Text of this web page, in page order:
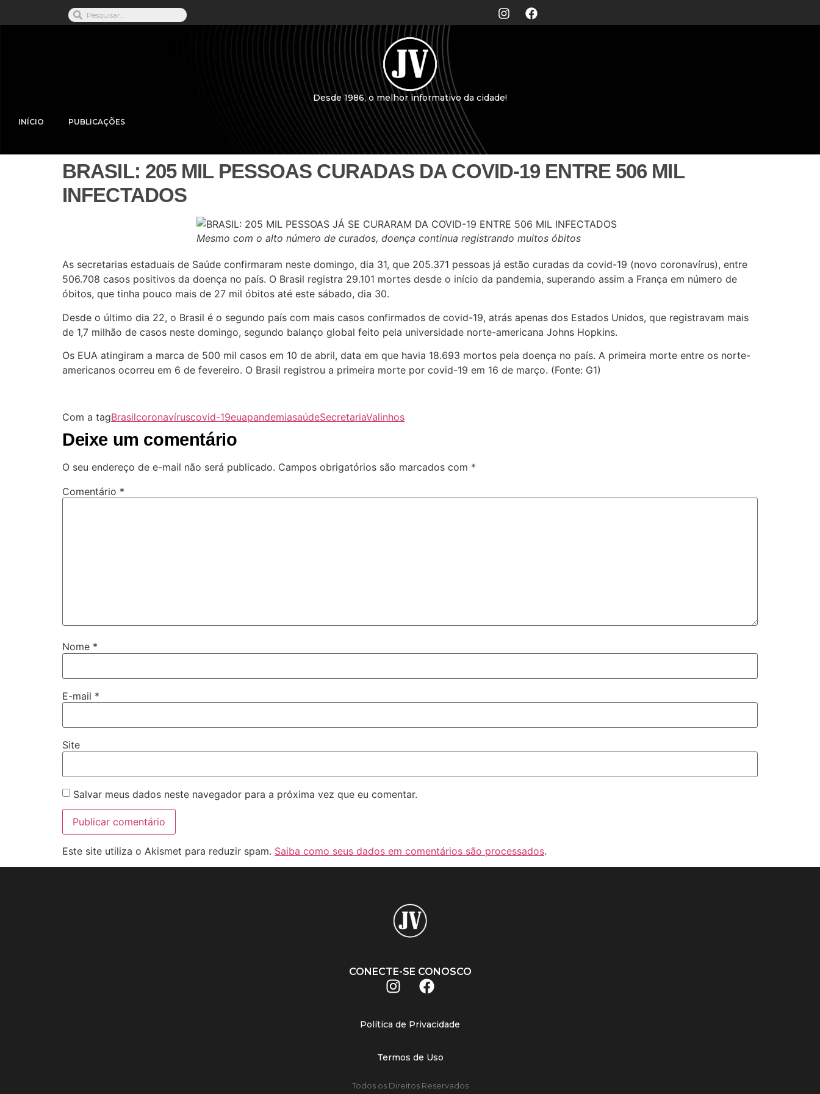
Desde 1986, o melhor informativo da cidade!
INÍCIO PUBLICAÇÕES
BRASIL: 205 MIL PESSOAS CURADAS DA COVID-19 ENTRE 506 MIL
INFECTADOS
Mesmo com o alto número de curados, doença continua registrando muitos óbitos
As secretarias estaduais de Saúde confirmaram neste domingo, dia 31, que 205.371 pessoas já estão curadas da covid-19 (novo coronavírus), entre
506.708 casos positivos da doença no país. O Brasil registra 29.101 mortes desde o início da pandemia, superando assim a França em número de
óbitos, que tinha pouco mais de 27 mil óbitos até este sábado, dia 30.
Desde o último dia 22, o Brasil é o segundo país com mais casos confirmados de covid-19, atrás apenas dos Estados Unidos, que registravam mais
de 1,7 milhão de casos neste domingo, segundo balanço global feito pela universidade norte-americana Johns Hopkins.
Os EUA atingiram a marca de 500 mil casos em 10 de abril, data em que havia 18.693 mortos pela doença no país. A primeira morte entre os norte-
americanos ocorreu em 6 de fevereiro. O Brasil registrou a primeira morte por covid-19 em 16 de março. (Fonte: G1)
Com a tagBrasilcoronavíruscovid-19euapandemiasaúdeSecretariaValinhos
Deixe um comentário
O seu endereço de e-mail não será publicado. Campos obrigatórios são marcados com *
Comentário *
Nome *
E-mail *
Site
Salvar meus dados neste navegador para a próxima vez que eu comentar.
Este site utiliza o Akismet para reduzir spam. Saiba como seus dados em comentários são processados.
CONECTE-SE CONOSCO
Política de Privacidade
Termos de Uso
Todos os Direitos Reservados